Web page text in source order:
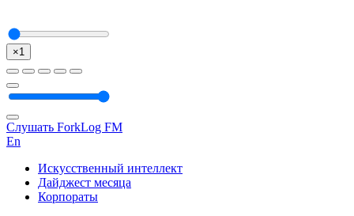
×1
Слушать ForkLog FM
En
Искусственный интеллект
Дайджест месяца
Корпораты